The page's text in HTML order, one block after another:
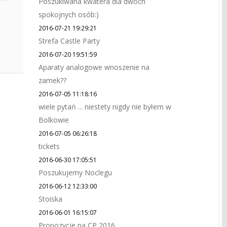
spokojnych osób:)
2016-07-21 19:29:21
Strefa Castle Party
2016-07-20 19:51:59
Aparaty analogowe wnoszenie na
zamek??
2016-07-05 11:18:16
wiele pytań ... niestety nigdy nie byłem w
Bolkowie
2016-07-05 06:26:18
tickets
2016-06-30 17:05:51
Poszukujemy Noclegu
2016-06-12 12:33:00
Stoiska
2016-06-01 16:15:07